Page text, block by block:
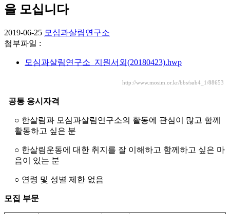
을 모십니다
2019-06-25 모심과살림연구소
첨부파일 :
모심과살림연구소_지원서외(20180423).hwp
http://www.mosim.or.kr/bbs/sub4_1/88653
공통 응시자격
○ 한살림과 모심과살림연구소의 활동에 관심이 많고 함께
활동하고 싶은 분
○ 한살림운동에 대한 취지를 잘 이해하고 함께하고 싶은 마
음이 있는 분
○ 연령 및 성별 제한 없음
모집 부문